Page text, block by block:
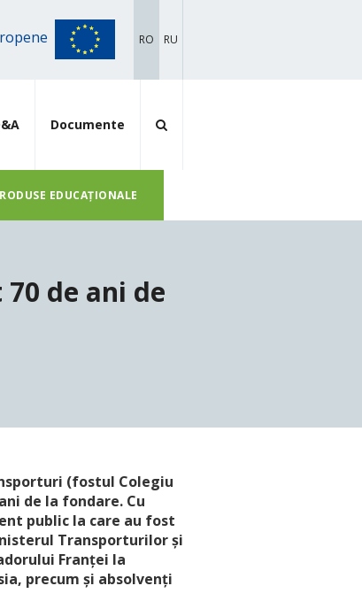
RO RU
Documente
EDUCAȚIONALE
de ani de
(fostul Colegiu
de la fondare. Cu
public la care au fost
Transporturilor și
Franței la
precum și absolvenți